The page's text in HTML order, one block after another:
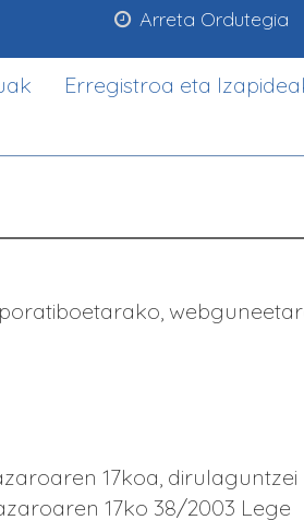
Arreta Ordutegia
Erregistroa eta
17koa, dirulaguntzei
17ko 38/2003 Lege